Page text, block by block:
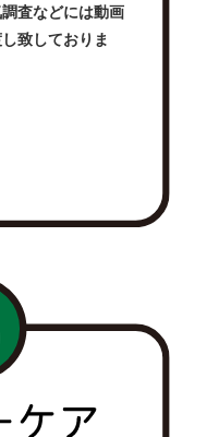
査などには動画
致しておりま